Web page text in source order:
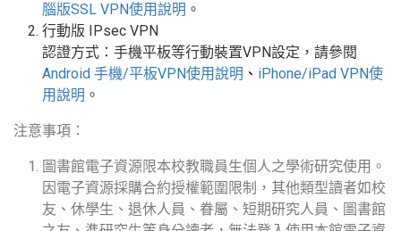
腦版SSL VPN使用說明 。
行動版
IPsec VPN
認證方式：手機平板等行動裝置VPN設定 ，請參閱
Android 手機/平板VPN使用說明 、 iPhone/iPad VPN使
用說明 。
注意事項：
圖書館電子資源限本校教職員生個人之學術研究使用。
因電子資源採購合約授權範圍限制，其他類型讀者如校
友、休學生、退休人員、眷屬、短期研究人員、圖書館